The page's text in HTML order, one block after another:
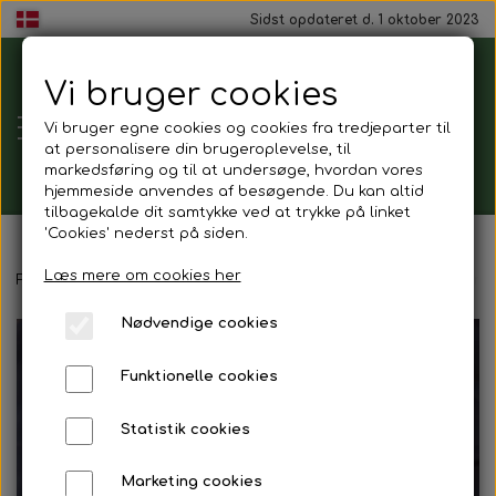
Sidst opdateret d. 1 oktober 2023
Tårnborg
Forsamlingshus
Gavekort
Mad ud af huset
Mindestund
Forside Mad ud af huset Luksus smørrebrød
Vi bruger cookies
Vi bruger egne cookies og cookies fra tredjeparter til
at personalisere din brugeroplevelse, til
markedsføring og til at undersøge, hvordan vores
hjemmeside anvendes af besøgende. Du kan altid
tilbagekalde dit samtykke ved at trykke på linket
'Cookies' nederst på siden.
Læs mere om cookies her
Nødvendige cookies
Funktionelle cookies
Statistik cookies
Marketing cookies